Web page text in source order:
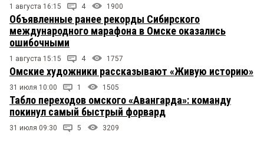
1 августа 16:15 4 1900
Объявленные ранее рекорды Сибирского
международного марафона в Омске оказались
ошибочными
1 августа 15:15 4 1757
Омские художники рассказывают «Живую историю»
31 июля 10:00 1 1505
Табло переходов омского «Авангарда»: команду
покинул самый быстрый форвард
31 июля 09:30 5 3209